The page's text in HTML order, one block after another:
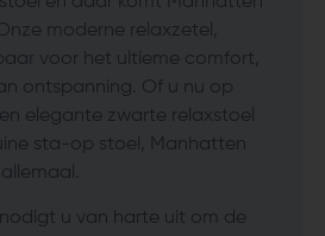
moderne relaxzetel,
voor het ultieme comfort,
ontspanning. Of u nu op
elegante zwarte relaxstoel
sta-op stoel, Manhatten
u van harte uit om de